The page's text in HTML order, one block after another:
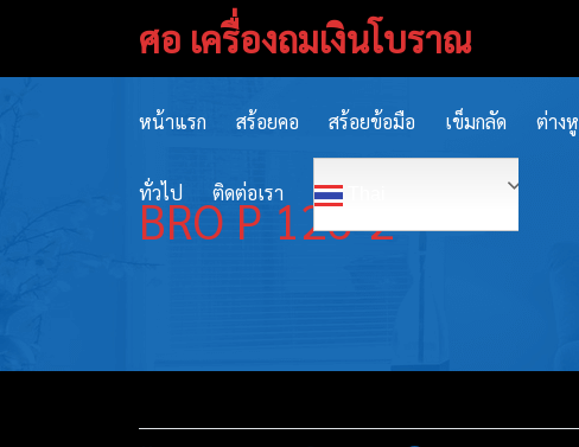
ศอ เครื่องถมเงินโบราณ
หน้าแรก สร้อยคอ สร้อยข้อมือ เข็มกลัด ต่างหู
ทั่วไป ติดต่อเรา
BRO P 126-2